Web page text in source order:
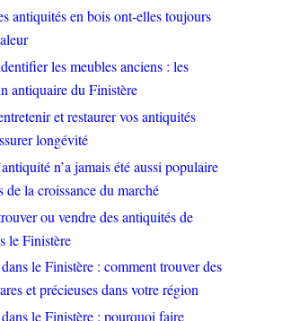
antiquités en bois ont-elles toujours
les meubles anciens : les
antiquaire du Finistère
et restaurer vos antiquités
longévité
n’a jamais été aussi populaire
de la croissance du marché
ou vendre des antiquités de
le Finistère
le Finistère : comment trouver des
et précieuses dans votre région
le Finistère : pourquoi faire